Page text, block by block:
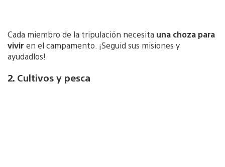
Cada miembro de la tripulación necesita una choza para
vivir en el campamento. ¡Seguid sus misiones y
ayudadlos!
2. Cultivos y pesca